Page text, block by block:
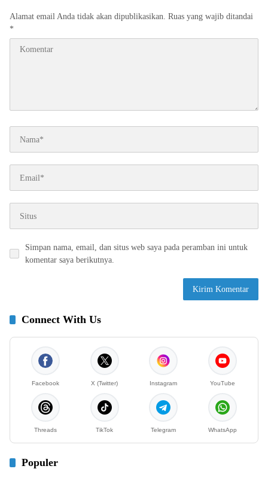
Alamat email Anda tidak akan dipublikasikan. Ruas yang wajib ditandai
*
Simpan nama, email, dan situs web saya pada peramban ini untuk
komentar saya berikutnya.
Connect With Us
Facebook X (Twitter) Instagram YouTube
Threads TikTok Telegram WhatsApp
Populer